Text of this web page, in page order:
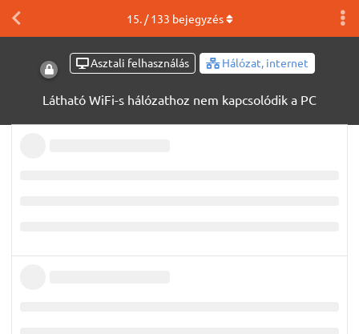
Asztali felhasználás Hálózat, internet
Látható WiFi-s hálózathoz nem kapcsolódik a PC
15. /133 bejegyzés